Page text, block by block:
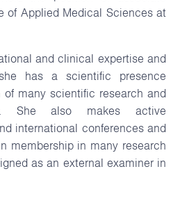
of Applied Medical Sciences at
and clinical expertise and
has a scientific presence
many scientific research and
She also makes active
international conferences and
membership in many research
as an external examiner in